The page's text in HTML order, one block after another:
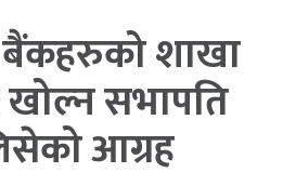
शाखा
सभापति
आग्रह